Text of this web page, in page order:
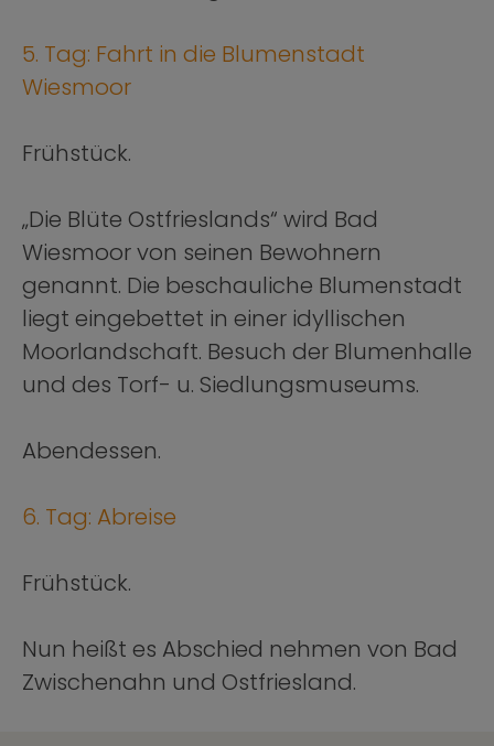
5. Tag: Fahrt in die Blumenstadt
Wiesmoor
Frühstück.
„Die Blüte Ostfrieslands“ wird Bad
Wiesmoor von seinen Bewohnern
genannt. Die beschauliche Blumenstadt
liegt eingebettet in einer idyllischen
Moorlandschaft. Besuch der Blumenhalle
und des Torf- u. Siedlungsmuseums.
Abendessen.
6. Tag: Abreise
Frühstück.
Nun heißt es Abschied nehmen von Bad
Zwischenahn und Ostfriesland.